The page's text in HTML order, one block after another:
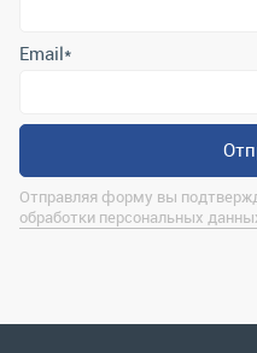
Контактная информация
marina@uralrsmiass.ru